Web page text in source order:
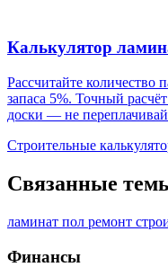
Калькулятор
Рассчитайте количество
запаса 5%. Точный
доски — не
Строительные
Связанные
ламинат пол ремонт
Финансы